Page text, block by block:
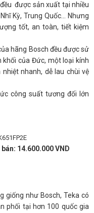
được sản xuất tại nhiều
Kỳ, Trung Quốc... Nhưng
tốt, an toàn, tiết kiệm
hãng Bosch đều được sử
khối của Đức, một loại kính
nhanh, dễ lau chùi vệ
công suất tương đối lớn
14.600.000 VND
giống như Bosch, Teka có
phối tại hơn 100 quốc gia